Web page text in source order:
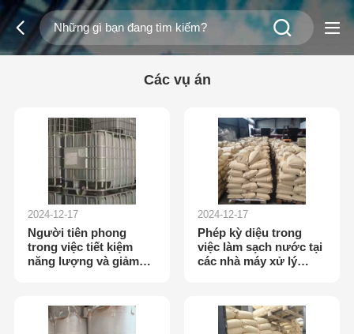
Các vụ án
2024-12-17
Người tiên phong
trong việc tiết kiệm
năng lượng và giảm
2024-12-17
Phép kỳ diệu trong
việc làm sạch nước tại
các nhà máy xử lý